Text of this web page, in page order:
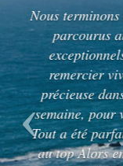
[...] quelle
bon,